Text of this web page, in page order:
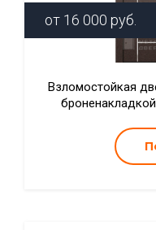
от 16 000 руб.
Взломостойкая